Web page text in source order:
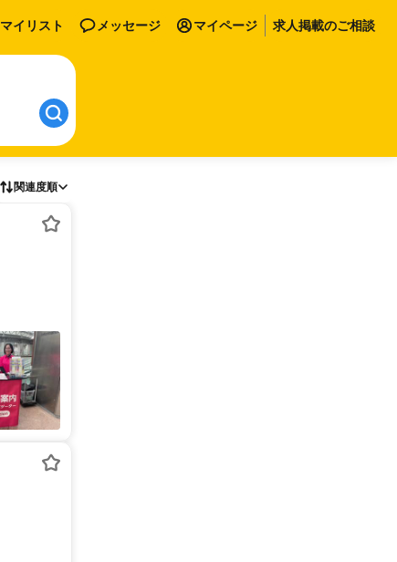
マイリスト メッセージ マイページ 求人掲載のご相談
関連度順